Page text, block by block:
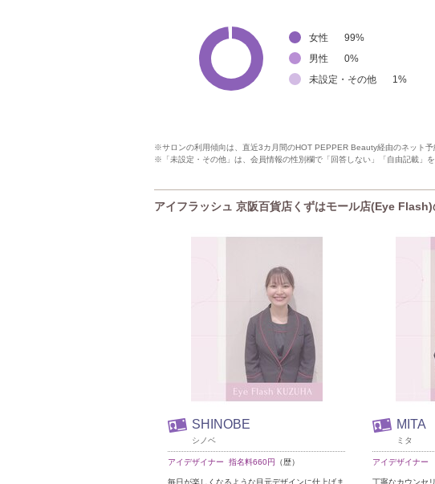
女性 99%
男性
0%
未設定・その他
1 %
※サロンの利用傾向は、直近3カ月間のHOT PEPPER Beauty経由のネット予
※「未設定・その他」は、会員情報の性別欄で「回答しない」「自由記載」
アイフラッシュ 京阪百貨店くずはモール店(Eye
SHINOBE
シノベ
アイデザイナー 指名料660円 （歴）
毎日が楽しくなるような目元デザインに仕上げま
MITA
ミタ
アイデザイナー
丁寧なカウンセ